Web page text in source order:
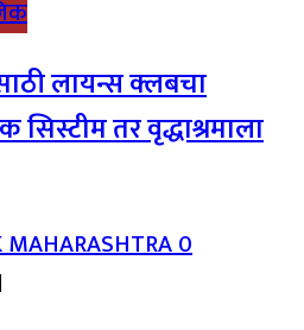
लायन्स क्लबचा
तर वृद्धाश्रमाला
MAHARASHTRA0